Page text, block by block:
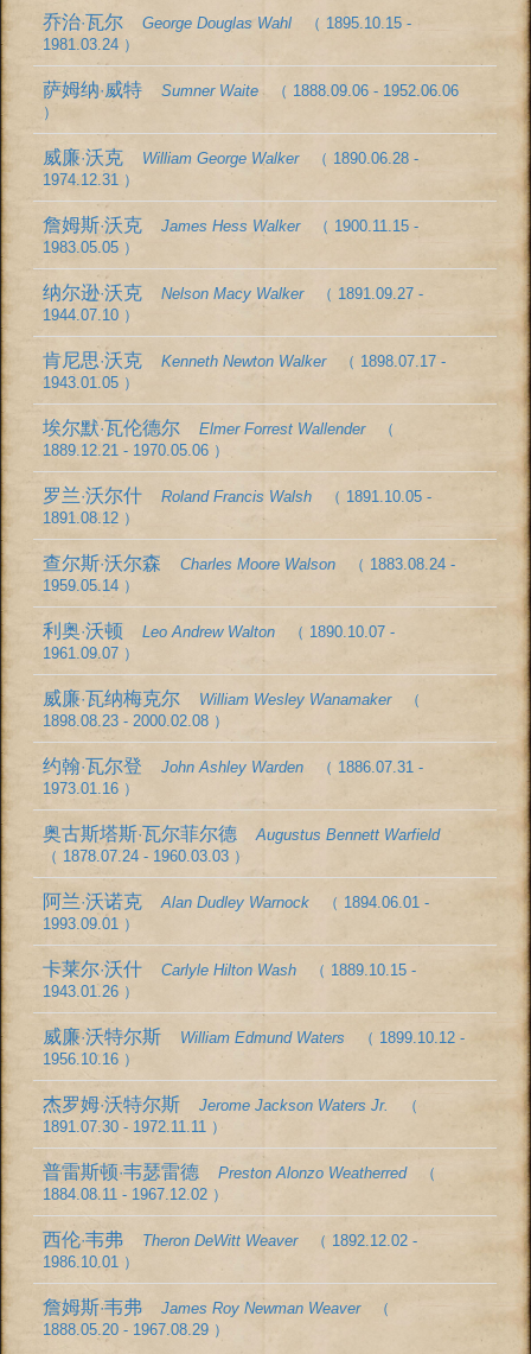
乔治·瓦尔George Douglas Wahl
（ 1895.10.15 -
1981.03.24 ）
萨姆纳·威特Sumner Waite
（ 1888.09.06 - 1952.06.06
）
威廉·沃克 William George Walker
（ 1890.06.28 -
1974.12.31 ）
詹姆斯·沃克James Hess Walker
（ 1900.11.15 -
1983.05.05 ）
纳尔逊·沃克Nelson Macy Walker
（ 1891.09.27 -
1944.07.10 ）
肯尼思·沃克Kenneth Newton Walker
（ 1898.07.17 -
1943.01.05 ）
埃尔默·瓦伦德尔Elmer Forrest Wallender
（
1889.12.21 - 1970.05.06 ）
罗兰·沃尔什Roland Francis Walsh
（ 1891.10.05 -
1891.08.12 ）
查尔斯·沃尔森Charles Moore Walson
（ 1883.08.24 -
1959.05.14 ）
利奥·沃顿Leo Andrew Walton
（ 1890.10.07 -
1961.09.07 ）
威廉·瓦纳梅克尔 William Wesley Wanamaker
（
1898.08.23 - 2000.02.08 ）
约翰·瓦尔登John Ashley Warden
（ 1886.07.31 -
1973.01.16 ）
奥古斯塔斯·瓦尔菲尔德Augustus Bennett Warfield
（ 1878.07.24 - 1960.03.03 ）
阿兰·沃诺克Alan Dudley Warnock
（ 1894.06.01 -
1993.09.01 ）
卡莱尔·沃什Carlyle Hilton Wash
（ 1889.10.15 -
1943.01.26 ）
威廉·沃特尔斯 William Edmund Waters
（ 1899.10.12 -
1956.10.16 ）
杰罗姆·沃特尔斯Jerome Jackson Waters Jr.
（
1891.07.30 - 1972.11.11 ）
普雷斯顿·韦瑟雷德Preston Alonzo Weatherred
（
1884.08.11 - 1967.12.02 ）
西伦·韦弗 Theron DeWitt Weaver
（ 1892.12.02 -
1986.10.01 ）
詹姆斯·韦弗James Roy Newman Weaver
（
1888.05.20 - 1967.08.29 ）